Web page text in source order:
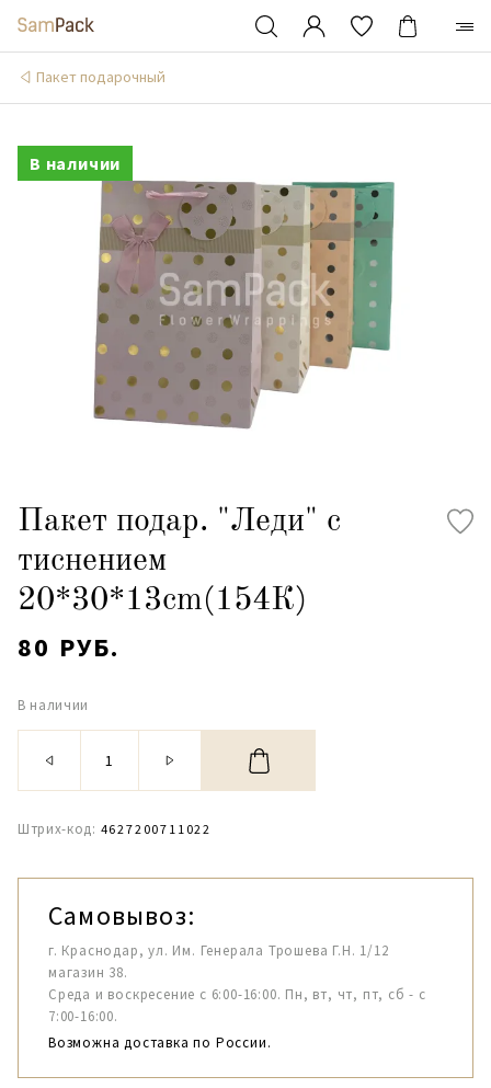
Пакет подарочный
В наличии
Пакет подар. "Леди" с
тиснением
20*30*13cm(154К)
80 РУБ.
В наличии
Штрих-код: 4627200711022
Самовывоз:
г. Краснодар, ул. Им. Генерала Трошева Г.Н. 1/12
магазин 38.
Среда и воскресение с 6:00-16:00. Пн, вт, чт, пт, сб - с
7:00-16:00.
Возможна доставка по России.